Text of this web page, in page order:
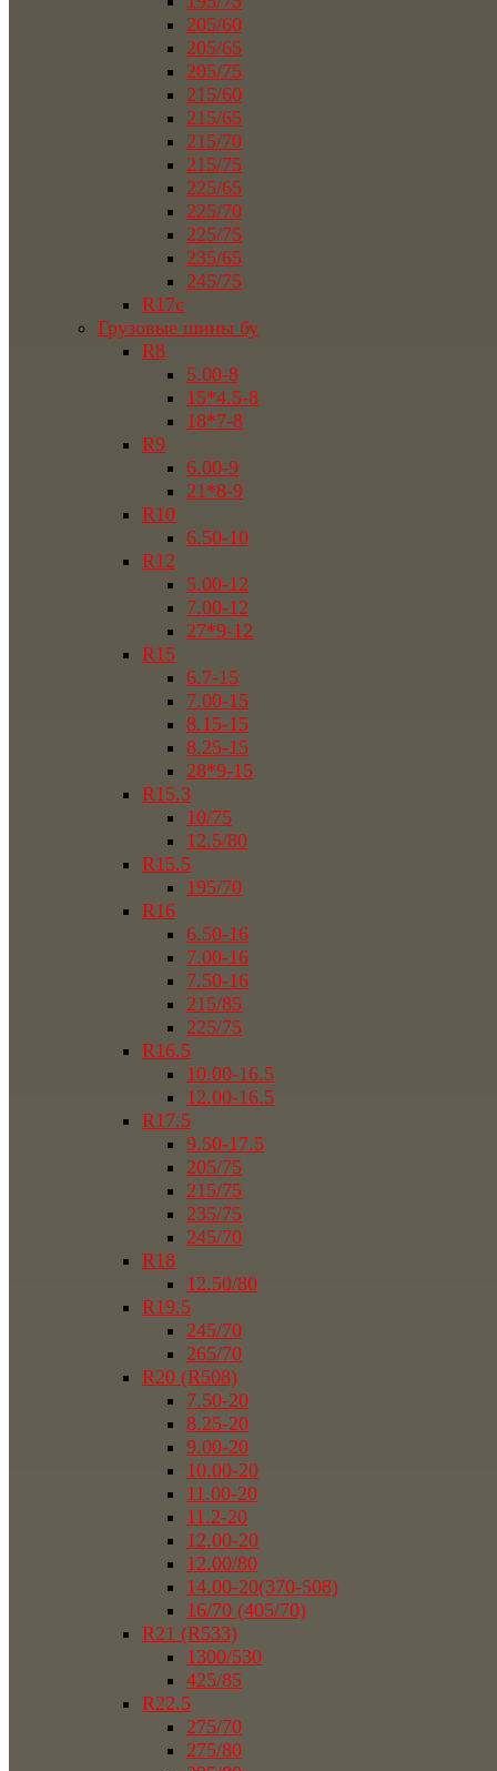
205/60
205/65
205/75
215/60
215/65
215/70
215/75
225/65
225/70
225/75
235/65
245/75
R17c
Грузовые шины бу
R8
5.00-8
15*4.5-8
18*7-8
R9
6.00-9
21*8-9
R10
6.50-10
R12
5.00-12
7.00-12
27*9-12
R15
6.7-15
7.00-15
8.15-15
8.25-15
28*9-15
R15.3
10/75
12.5/80
R15.5
195/70
R16
6.50-16
7.00-16
7.50-16
215/85
225/75
R16.5
10.00-16.5
12.00-16.5
R17.5
9.50-17.5
205/75
215/75
235/75
245/70
R18
12.50/80
R19.5
245/70
265/70
R20 (R508)
7.50-20
8.25-20
9.00-20
10.00-20
11.00-20
11.2-20
12.00-20
12.00/80
14.00-20(370-508)
16/70 (405/70)
R21 (R533)
1300/530
425/85
R22.5
275/70
275/80